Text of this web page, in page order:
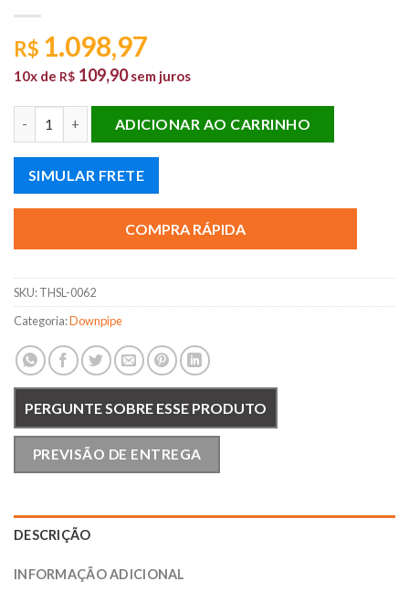
R$ 1.098,97
10x de R$ 109,90 sem juros
ADICIONAR AO CARRINHO
SIMULAR FRETE
COMPRA RÁPIDA
SKU:THSL-0062
Categoria:Downpipe
PERGUNTE SOBRE ESSE PRODUTO
PREVISÃO DE ENTREGA
DESCRIÇÃO
INFORMAÇÃO ADICIONAL